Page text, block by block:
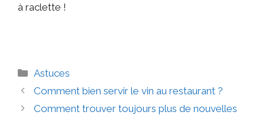
à raclette !
Astuces
Comment bien servir le vin au restaurant ?
Comment trouver toujours plus de nouvelles